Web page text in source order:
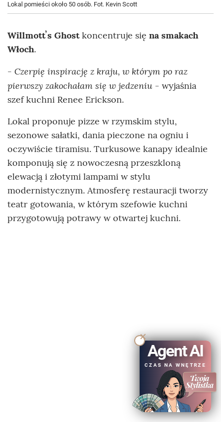
Lokal pomieści około 50 osób. Fot. Kevin Scott
Willmottʼs Ghostkoncentruje się na smakach
Włoch.
- Czerpię inspirację z kraju, w którym po raz
pierwszy zakochałam się w jedzeniu - wyjaśnia
szef kuchni Renee Erickson.
Lokal proponuje pizze w rzymskim stylu,
sezonowe sałatki, dania pieczone na ogniu i
oczywiście tiramisu. Turkusowe kanapy idealnie
komponują się z nowoczesną przeszkloną
elewacją i złotymi lampami w stylu
modernistycznym. Atmosferę restauracji tworzy
teatr gotowania, w którym szefowie kuchni
przygotowują potrawy w otwartej kuchni.
Agent AI
CZAS NA WNĘTRZE